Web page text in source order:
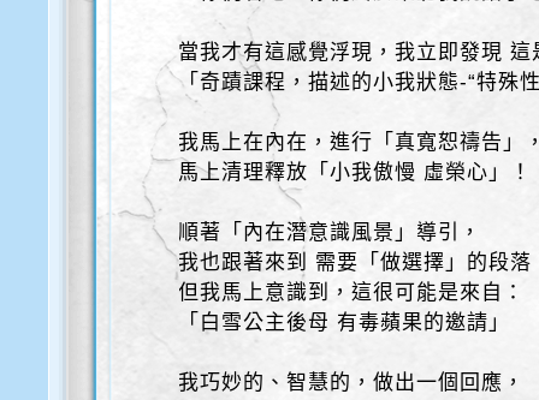
當我才有這感覺浮現，我立即發現 這
「奇蹟課程，描述的小我狀態-“特殊
我馬上在內在，進行「真寬恕禱告」
馬上清理釋放「小我傲慢 虛榮心」！
順著「內在潛意識風景」導引，
我也跟著來到 需要「做選擇」的段落
但我馬上意識到，這很可能是來自：
「白雪公主後母 有毒蘋果的邀請」
我巧妙的、智慧的，做出一個回應，